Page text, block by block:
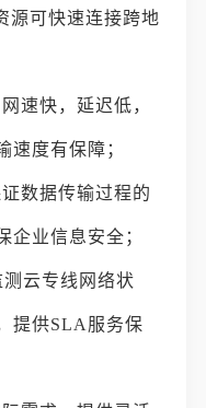
源可快速连接跨地
速快，延迟低，
速度有保障；
数据传输过程的
企业信息安全；
云专线网络状
提供SLA服务保